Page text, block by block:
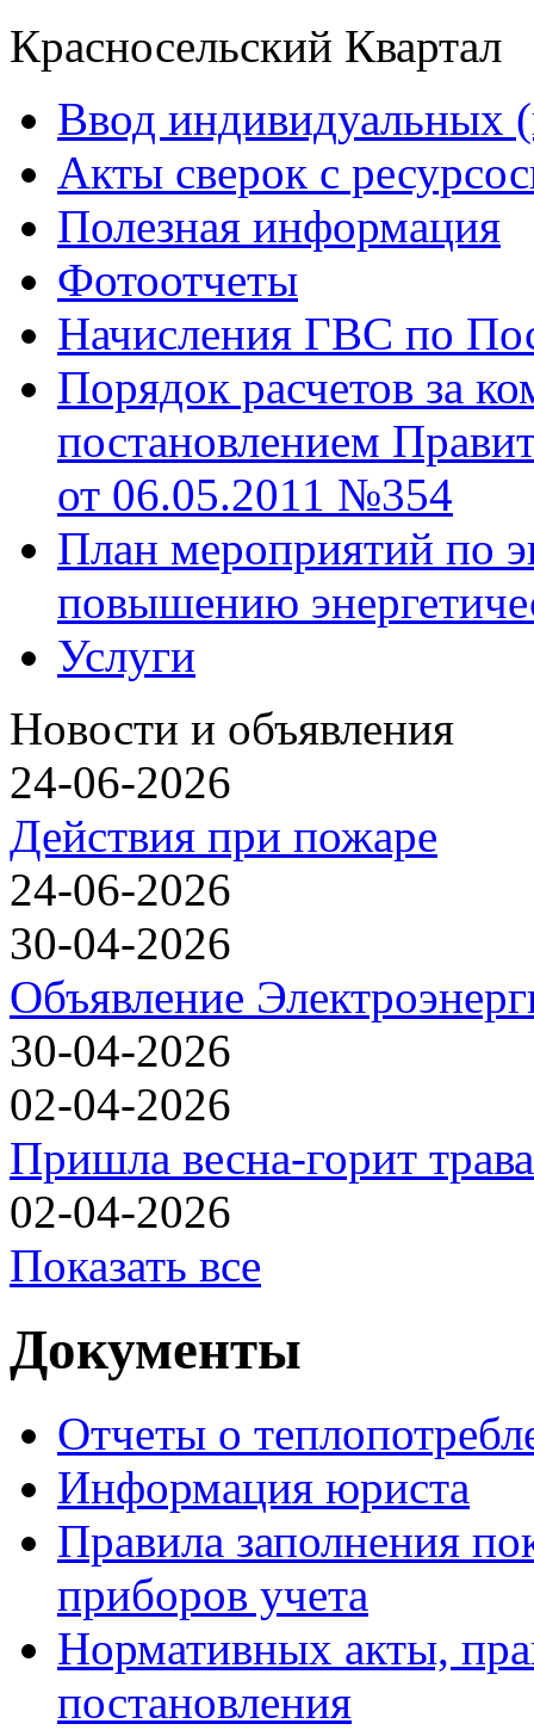
Красносельский Квартал
Ввод индивидуальных
Акты сверок с
Полезная информация
Фотоотчеты
Начисления ГВС по
Порядок расчетов за
постановлением
от 06.05.2011 №354
План мероприятий по
повышению
Услуги
Новости и объявления
24-06-2026
Действия при пожаре
24-06-2026
30-04-2026
Объявление
30-04-2026
02-04-2026
Пришла весна-горит трава
02-04-2026
Показать все
Документы
Отчеты о
Информация юриста
Правила заполнения
приборов учета
Нормативных акты,
постановления